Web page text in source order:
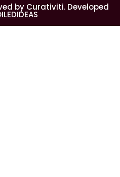
by Curativiti. Developed